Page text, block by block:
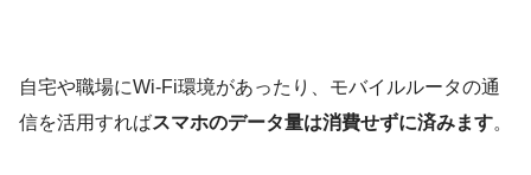
自宅や職場にWi-Fi環境があったり、モバイルルータの通
信を活用すればスマホのデータ量は消費せずに済みます。